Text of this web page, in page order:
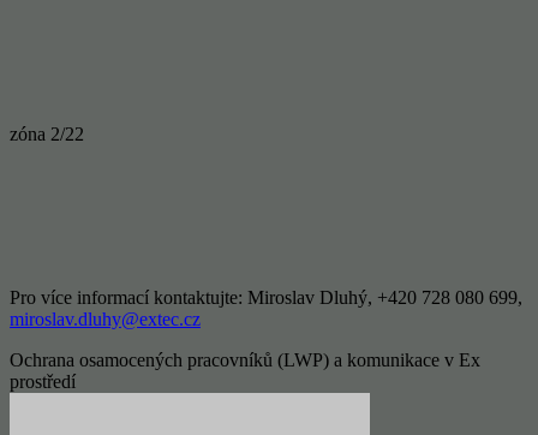
zóna 2/22
Pro více informací kontaktujte: Miroslav Dluhý, +420 728 080 699,
miroslav.dluhy@extec.cz
Ochrana osamocených pracovníků (LWP) a komunikace v Ex
prostředí